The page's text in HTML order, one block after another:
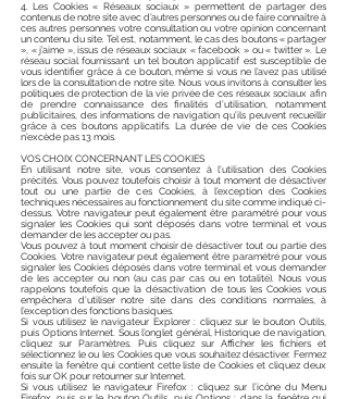
4. Les Cookies « Réseaux sociaux » permettent de partager des
contenus de notre site avec d’autres personnes ou de faire connaître à
ces autres personnes votre consultation ou votre opinion concernant
un contenu du site. Tel est, notamment, le cas des boutons « partager
», « j’aime », issus de réseaux sociaux « facebook » ou « twitter ». Le
réseau social fournissant un tel bouton applicatif est susceptible de
vous identifier grâce à ce bouton, même si vous ne l’avez pas utilisé
lors de la consultation de notre site. Nous vous invitons à consulter les
politiques de protection de la vie privée de ces réseaux sociaux afin
de prendre connaissance des finalités d’utilisation, notamment
publicitaires, des informations de navigation qu’ils peuvent recueillir
grâce à ces boutons applicatifs. La durée de vie de ces Cookies
n’excède pas 13 mois.
VOS CHOIX CONCERNANT LES COOKIES
En utilisant notre site, vous consentez à l’utilisation des Cookies
précités. Vous pouvez toutefois choisir à tout moment de désactiver
tout ou une partie de ces Cookies, à l’exception des Cookies
techniques nécessaires au fonctionnement du site comme indiqué ci-
dessus. Votre navigateur peut également être paramétré pour vous
signaler les Cookies qui sont déposés dans votre terminal et vous
demander de les accepter ou pas.
Vous pouvez à tout moment choisir de désactiver tout ou partie des
Cookies. Votre navigateur peut également être paramétré pour vous
signaler les Cookies déposés dans votre terminal et vous demander
de les accepter ou non (au cas par cas ou en totalité). Nous vous
rappelons toutefois que la désactivation de tous les Cookies vous
empêchera d’utiliser notre site dans des conditions normales, à
l’exception des fonctions basiques.
Si vous utilisez le navigateur Explorer : cliquez sur le bouton Outils,
puis Options Internet. Sous l’onglet général, Historique de navigation,
cliquez sur Paramètres. Puis cliquez sur Afficher les fichiers et
sélectionnez le ou les Cookies que vous souhaitez désactiver. Fermez
ensuite la fenêtre qui contient cette liste de Cookies et cliquez deux
fois sur OK pour retourner sur Internet.
Si vous utilisez le navigateur Firefox : cliquez sur l’icône du Menu